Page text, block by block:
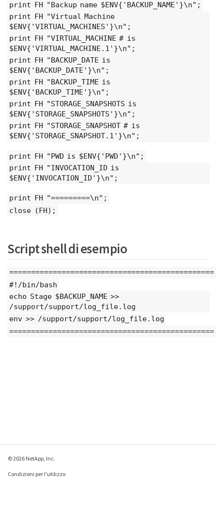
print FH "Backup name $ENV{'BACKUP_NAME'}\n";
print FH "Virtual Machine
$ENV{'VIRTUAL_MACHINES'}\n";
print FH "VIRTUAL_MACHINE # is
$ENV{'VIRTUAL_MACHINE.1'}\n";
print FH "BACKUP_DATE is
$ENV{'BACKUP_DATE'}\n";
print FH "BACKUP_TIME is
$ENV{'BACKUP_TIME'}\n";
print FH "STORAGE_SNAPSHOTS is
$ENV{'STORAGE_SNAPSHOTS'}\n";
print FH "STORAGE_SNAPSHOT # is
$ENV{'STORAGE_SNAPSHOT.1'}\n";
print FH "PWD is $ENV{'PWD'}\n";
print FH "INVOCATION_ID is
$ENV{'INVOCATION_ID'}\n";
print FH "=========\n";
close (FH);
Script shell di esempio
===============================================
#!/bin/bash
echo Stage $BACKUP_NAME >>
/support/support/log_file.log
env >> /support/support/log_file.log
===============================================
© 2026 NetApp, Inc.
Condizioni per l'utilizzo